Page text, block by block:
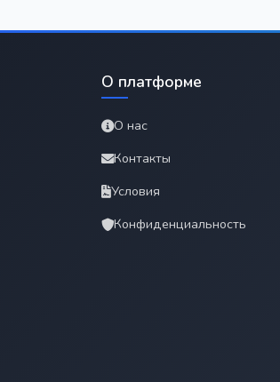
О платформе
О нас
Контакты
Условия
Конфиденциальность